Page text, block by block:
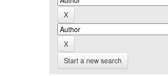
Start a new search